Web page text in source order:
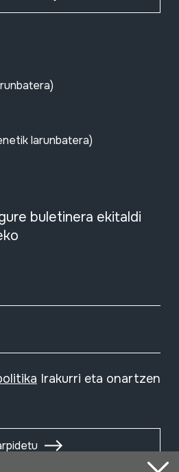
larunbatera)
buletinera ekitaldi
Irakurri eta onartzen